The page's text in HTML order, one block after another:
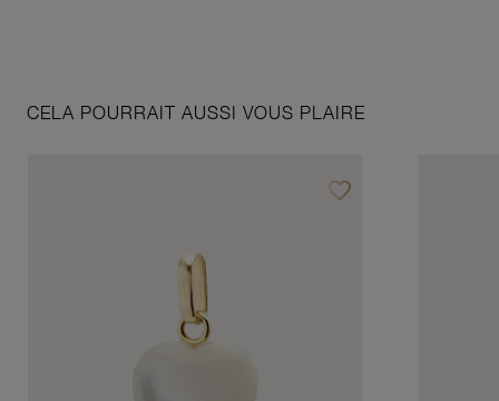
CELA POURRAIT AUSSI VOUS PLAIRE
favorite_borderAjouter à vos favoris